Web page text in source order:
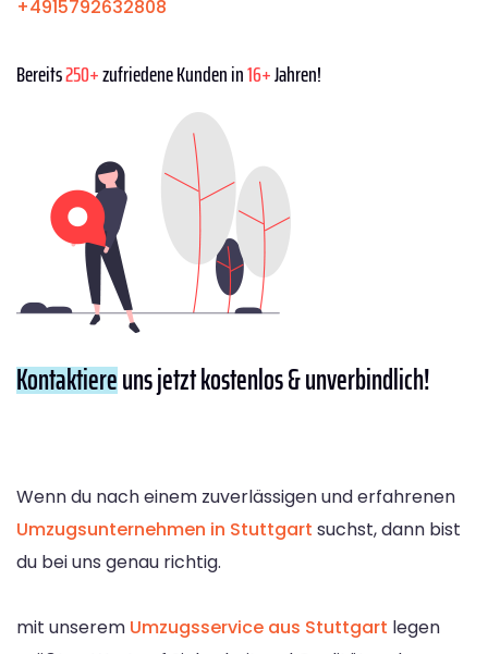
+4915792632808
Bereits250+zufriedene Kunden in16+Jahren!
Kontaktiereuns jetzt kostenlos & unverbindlich!
Wenn du nach einem zuverlässigen und erfahrenen
Umzugsunternehmen in Stuttgart suchst, dann bist
du bei uns genau richtig.
mit unserem Umzugsservice aus Stuttgart legen